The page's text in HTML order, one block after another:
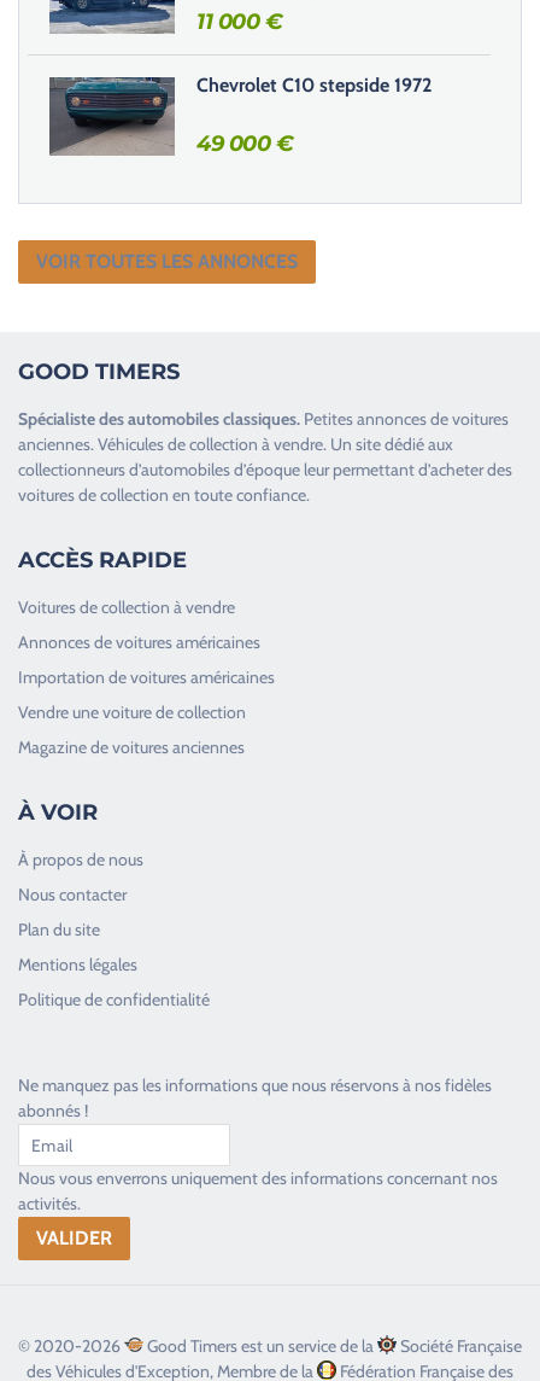
11 000€
Chevrolet C10 stepside 1972
49 000€
VOIR TOUTES LES ANNONCES
GOOD TIMERS
Spécialiste desautomobiles classiques. Petites annonces devoitures
anciennes.Véhicules de collection à vendre. Un site dédié aux
collectionneurs d’automobiles d’époque leur permettant d’acheter des
voitures de collection en toute confiance.
ACCÈS RAPIDE
Voitures de collection à vendre
Annonces de voitures américaines
Importation de voitures américaines
Vendre une voiture de collection
Magazine de voitures anciennes
À VOIR
À propos de nous
Nous contacter
Plan du site
Mentions légales
Politique de confidentialité
Ne manquez pas les informations que nous réservons à nos fidèles
abonnés !
Nous vous enverrons uniquement des informations concernant nos
activités.
© 2020-2026 Good Timers est un service de la
Société Française
des Véhicules d'Exception, Membre de la
Fédération Française des
Toujours heureux d'aider les passionnés